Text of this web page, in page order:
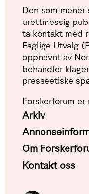
Den som mener
urettmessig
ta kontakt med
Faglige Utvalg
oppnevnt av
behandler
presseetiske
Forskerforum er
Arkiv
Om
Kontakt oss